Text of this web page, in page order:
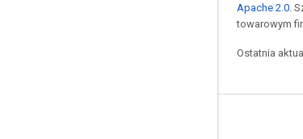
Apache 2.0 .
towarowym
Ostatnia